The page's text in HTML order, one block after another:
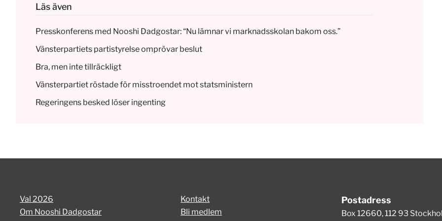
Läs även
Presskonferens med Nooshi Dadgostar: “Nu lämnar vi marknadsskolan bakom oss.”
Vänsterpartiets partistyrelse omprövar beslut
Bra, men inte tillräck­ligt
Vänster­partiet röstade för misstroen­det mot stats­ministern
Regeringens besked löser ingenting
Val 2026
Om Nooshi Dadgostar
Kontakt
Bli medlem
Postadress
Box 12660, 112 93